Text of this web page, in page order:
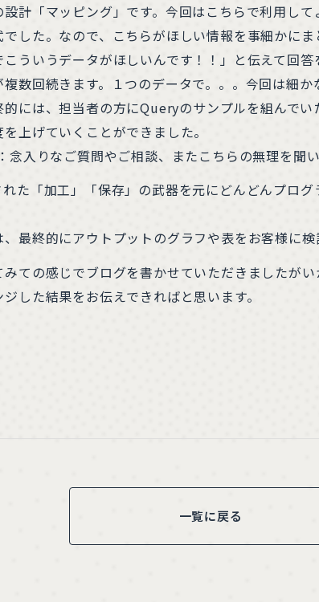
計「マッピング」です。今回はこちらで利用し
した。なので、こちらがほしい情報を事細かに
ういうデータがほしいんです！！」と伝えて回
数回続きます。１つのデータで。。。今回は細
には、担当者の方にQueryのサンプルを組んで
上げていくことができました。
入りなご質問やご相談、またこちらの無理を聞
た「加工」「保存」の武器を元にどんどんプロ
最終的にアウトプットのグラフや表をお客様に検
ての感じでブログを書かせていただきましたがい
した結果をお伝えできればと思います。
一覧に戻る